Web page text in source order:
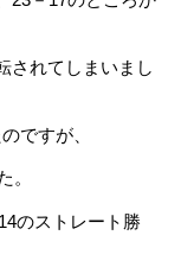
されてしまいまし
ですが、
。
のストレート勝